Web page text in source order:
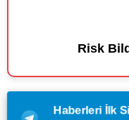
Risk
Haberleri İlk